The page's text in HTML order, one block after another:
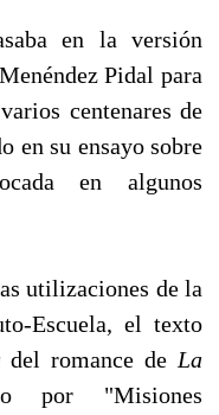
en la versión
Pidal para
centenares de
en su ensayo sobre
en algunos
utilizaciones de la
Escuela, el texto
del romance de La
por "Mi­siones